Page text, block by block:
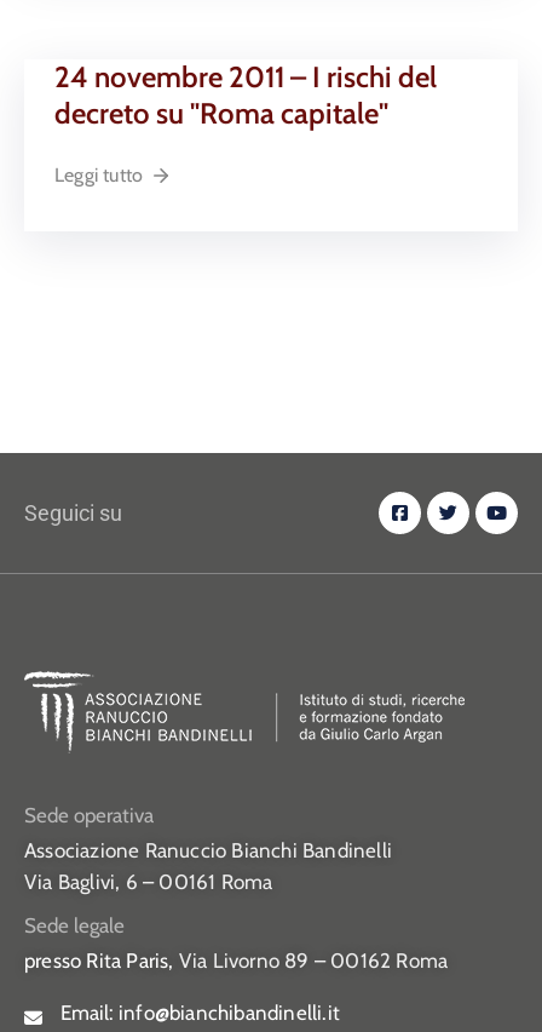
24 novembre 2011 – I rischi del
decreto su "Roma capitale"
Leggi tutto
Seguici su
Sede operativa
Associazione Ranuccio Bianchi Bandinelli
Via Baglivi, 6 – 00161 Roma
Sede legale
presso Rita Paris, Via Livorno 89 – 00162 Roma
Email: info@bianchibandinelli.it